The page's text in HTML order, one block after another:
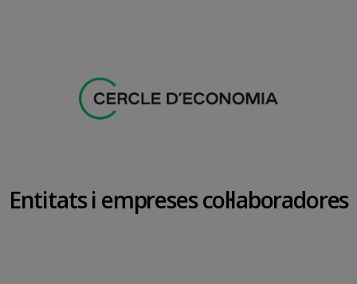
Entitats i empreses col·laboradores